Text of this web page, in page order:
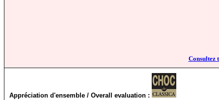
Consultez
Appréciation d'ensemble / Overall evaluation :